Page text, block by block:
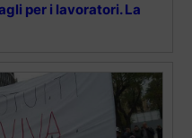
per i lavoratori. La